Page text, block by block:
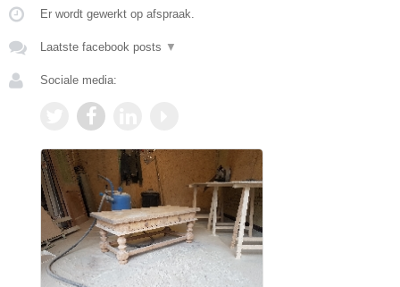
Er wordt gewerkt op afspraak.
Laatste facebook posts ▼
Sociale media: